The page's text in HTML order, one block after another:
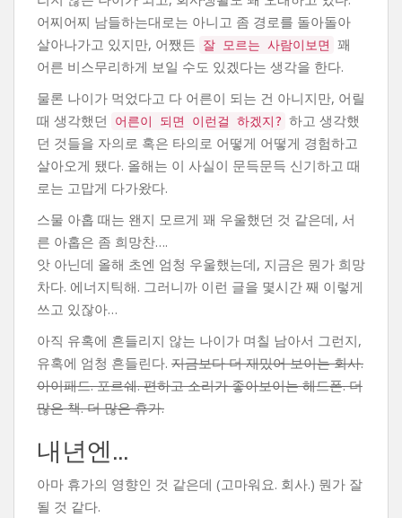
어찌어찌 남들하는대로는 아니고 좀 경로를 돌아돌아
살아나가고 있지만, 어쨌든
잘 모르는 사람이보면
꽤
어른 비스무리하게 보일 수도 있겠다는 생각을 한다.
물론 나이가 먹었다고 다 어른이 되는 건 아니지만, 어릴
때 생각했던
어른이 되면 이런걸 하겠지? 하고 생각했
던 것들을 자의로 혹은 타의로 어떻게 어떻게 경험하고
살아오게 됐다. 올해는 이 사실이 문득문득 신기하고 때
로는 고맙게 다가왔다.
스물 아홉 때는 왠지 모르게 꽤 우울했던 것 같은데, 서
른 아홉은 좀 희망찬….
앗 아닌데 올해 초엔 엄청 우울했는데, 지금은 뭔가 희망
차다. 에너지틱해. 그러니까 이런 글을 몇시간 째 이렇게
쓰고 있잖아…
아직 유혹에 흔들리지 않는 나이가 며칠 남아서 그런지,
유혹에 엄청 흔들린다. 지금보다 더 재밌어 보이는 회사.
아이패드. 포르쉐. 편하고 소리가 좋아보이는 헤드폰. 더
많은 책. 더 많은 휴가.
내년엔…
아마 휴가의 영향인 것 같은데 (고마워요. 회사.) 뭔가 잘
될 것 같다.